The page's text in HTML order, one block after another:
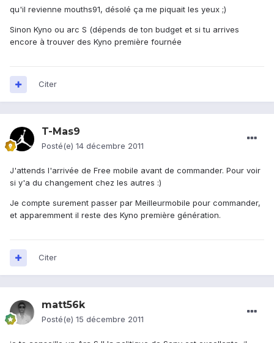
qu'il revienne mouths91, désolé ça me piquait les yeux ;)
Sinon Kyno ou arc S (dépends de ton budget et si tu arrives
encore à trouver des Kyno première fournée
Citer
T-Mas9
Posté(e) 14 décembre 2011
J'attends l'arrivée de Free mobile avant de commander. Pour voir
si y'a du changement chez les autres :)
Je compte surement passer par Meilleurmobile pour commander,
et apparemment il reste des Kyno première génération.
Citer
matt56k
Posté(e) 15 décembre 2011